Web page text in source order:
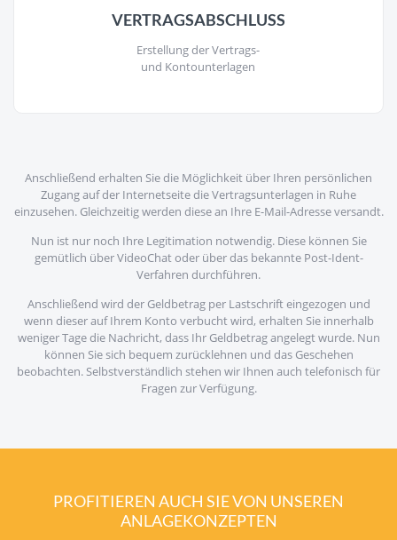
VERTRAGSABSCHLUSS
Erstellung der Vertrags-
und Kontounterlagen
Anschließend erhalten Sie die Möglichkeit über Ihren persönlichen
Zugang auf der Internetseite die Vertragsunterlagen in Ruhe
einzusehen. Gleichzeitig werden diese an Ihre E-Mail-Adresse versandt.
Nun ist nur noch Ihre Legitimation notwendig. Diese können Sie
gemütlich über VideoChat oder über das bekannte Post-Ident-
Verfahren durchführen.
Anschließend wird der Geldbetrag per Lastschrift eingezogen und
wenn dieser auf Ihrem Konto verbucht wird, erhalten Sie innerhalb
weniger Tage die Nachricht, dass Ihr Geldbetrag angelegt wurde. Nun
können Sie sich bequem zurücklehnen und das Geschehen
beobachten. Selbstverständlich stehen wir Ihnen auch telefonisch für
Fragen zur Verfügung.
PROFITIEREN AUCH SIE VON UNSEREN
ANLAGEKONZEPTEN